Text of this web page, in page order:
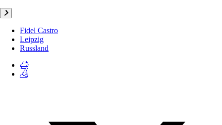
Fidel Castro
Leipzig
Russland